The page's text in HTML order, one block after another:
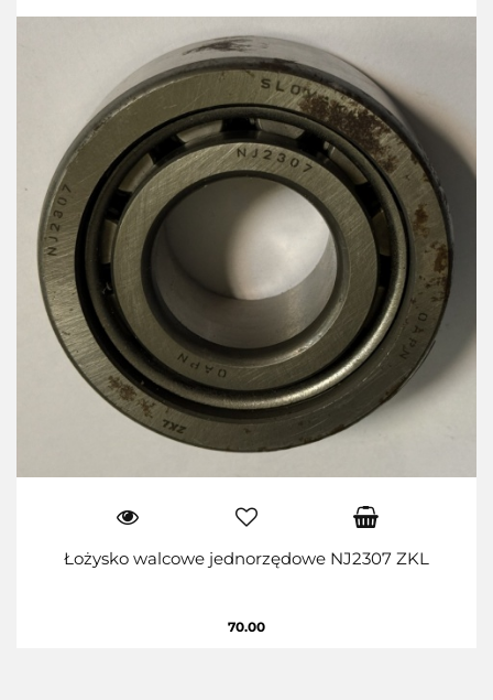
Łożysko walcowe jednorzędowe NJ2307 ZKL
70.00